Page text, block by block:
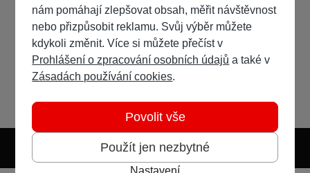
Světlý režim Předvolba systému
nám pomáhají zlepšovat obsah, měřit návštěvnost
nebo přizpůsobit reklamu. Svůj výběr můžete
kdykoli změnit. Více si můžete přečíst v
Prohlášení o zpracování osobních údajů a také v
Zásadách používání cookies.
Použít jen nezbytné
Povolit vše
Nastavení